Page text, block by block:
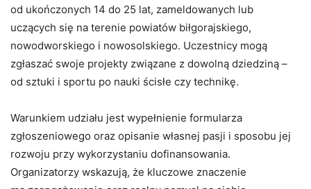
od ukończonych 14 do 25 lat, zameldowanych lub
uczących się na terenie powiatów biłgorajskiego,
nowodworskiego i nowosolskiego. Uczestnicy mogą
zgłaszać swoje projekty związane z dowolną dziedziną –
od sztuki i sportu po nauki ścisłe czy technikę.
Warunkiem udziału jest wypełnienie formularza
zgłoszeniowego oraz opisanie własnej pasji i sposobu jej
rozwoju przy wykorzystaniu dofinansowania.
Organizatorzy wskazują, że kluczowe znaczenie